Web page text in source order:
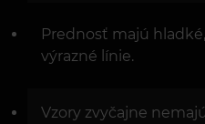
Prednosť majú
výrazné línie.
Vzory zvyčajne